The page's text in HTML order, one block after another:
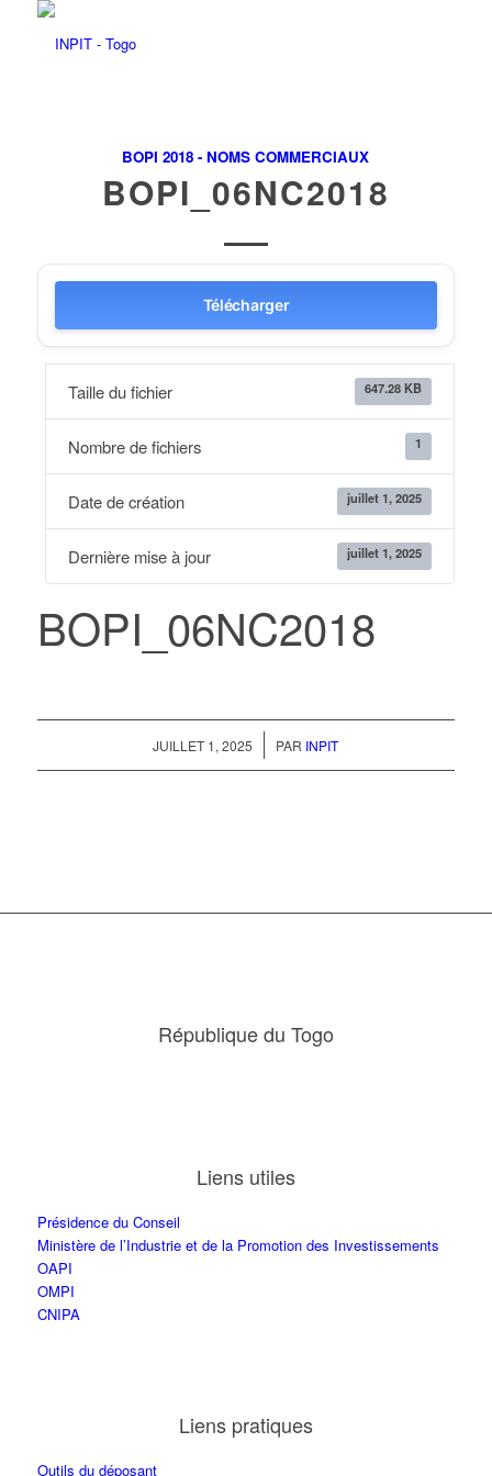
BOPI 2018 - NOMS COMMERCIAUX
BOPI_06NC2018
Télécharger
Taille du fichier 647.28 KB
Nombre de fichiers 1
Date de création juillet 1, 2025
Dernière mise à jour juillet 1, 2025
BOPI_06NC2018
JUILLET 1, 2025
/ PAR INPIT
République du Togo
Liens utiles
Présidence du Conseil
Ministère de l’Industrie et de la Promotion des Investissements
OAPI
OMPI
CNIPA
Liens pratiques
Outils du déposant